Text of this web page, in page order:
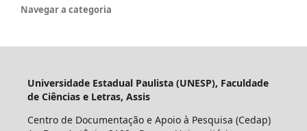
Navegar a categoria
Universidade Estadual Paulista (UNESP), Faculdade
de Ciências e Letras, Assis
Centro de Documentação e Apoio à Pesquisa (Cedap)